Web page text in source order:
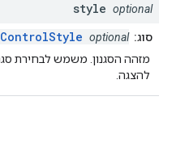
style optional
סוג: optional
מזהה הסגנון. משמש לבחירת
להצגה.